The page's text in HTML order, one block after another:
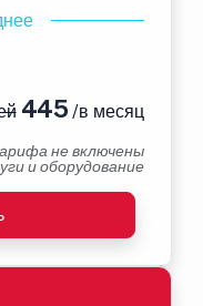
445 /в месяц
не включены
и оборудование